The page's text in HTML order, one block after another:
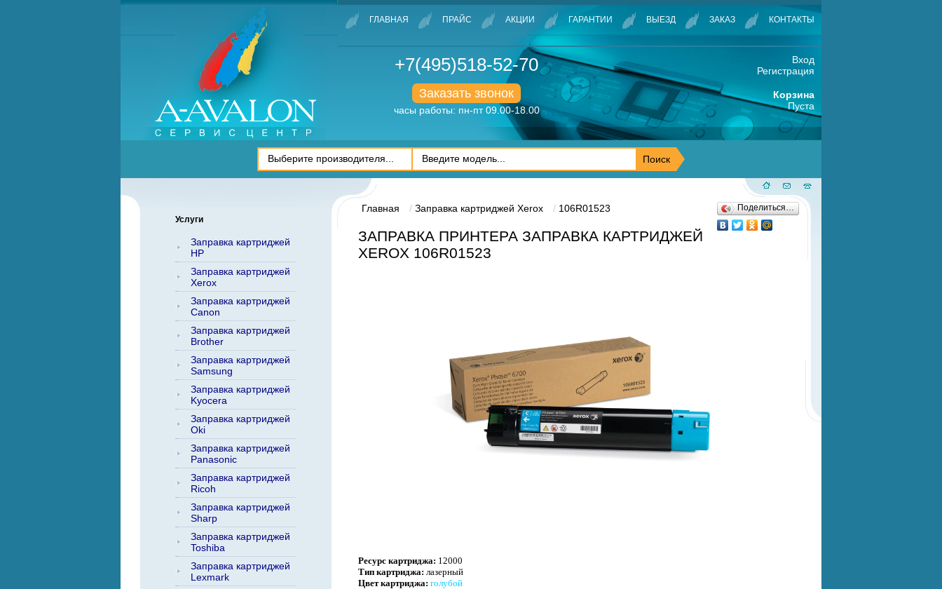
ГЛАВНАЯ ПРАЙС АКЦИИ ГАРАНТИИ ВЫЕЗД ЗАКАЗ КОНТАКТЫ
+7(495)518-52-70
Заказать звонок
часы работы: пн-пт 09.00-18.00
Вход
Регистрация
Корзина
Пуста
Услуги
Заправка картриджей
HP
Заправка картриджей
Xerox
Заправка картриджей
Canon
Заправка картриджей
Brother
Заправка картриджей
Samsung
Заправка картриджей
Kyocera
Заправка картриджей
Oki
Заправка картриджей
Panasonic
Заправка картриджей
Ricoh
Заправка картриджей
Sharp
Заправка картриджей
Toshiba
Заправка картриджей
Lexmark
Главная Заправка картриджей Xerox 106R01523
ЗАПРАВКА ПРИНТЕРА ЗАПРАВКА КАРТРИДЖЕЙ
XEROX 106R01523
Поделиться…
Ресурс картриджа: 12000
Тип картриджа: лазерный
Цвет картриджа: голубой